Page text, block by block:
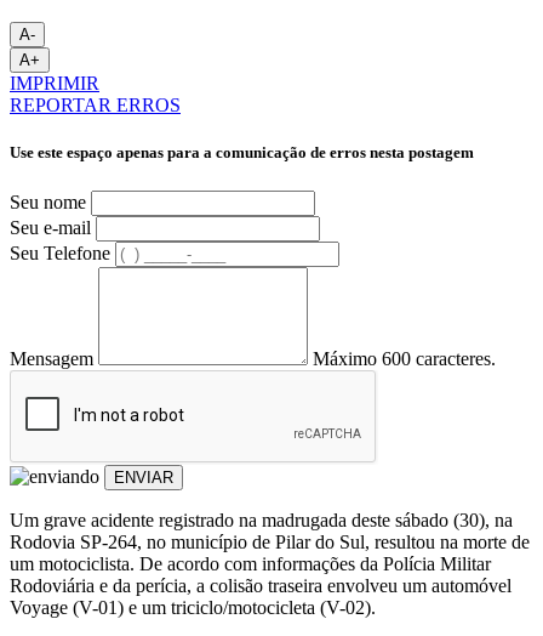
A-
A+
IMPRIMIR
REPORTAR ERROS
Use este espaço apenas para a comunicação de erros nesta postagem
Seu nome
Seu e-mail
Seu Telefone
Mensagem Máximo 600 caracteres.
ENVIAR
Um grave acidente registrado na madrugada deste sábado (30), na
Rodovia SP-264, no município de Pilar do Sul, resultou na morte de
um motociclista. De acordo com informações da Polícia Militar
Rodoviária e da perícia, a colisão traseira envolveu um automóvel
Voyage (V-01) e um triciclo/motocicleta (V-02).